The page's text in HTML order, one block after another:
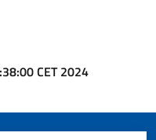
CET 2024